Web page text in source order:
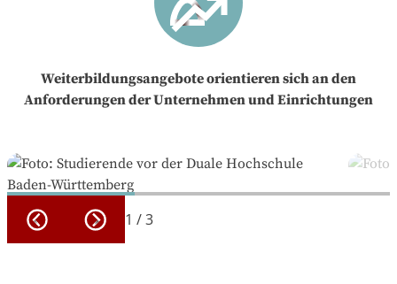
Weiterbildungsangebote orientieren sich an den
Anforderungen der Unternehmen und Einrichtungen
1 /3